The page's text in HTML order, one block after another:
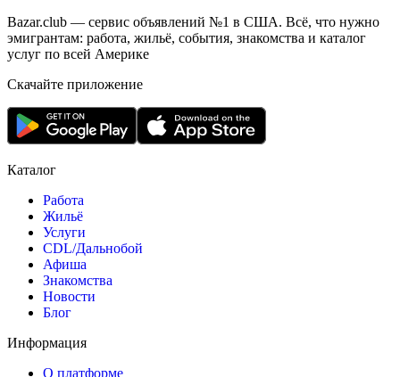
Bazar.club — сервис объявлений №1 в США. Всё, что нужно
эмигрантам: работа, жильё, события, знакомства и каталог
услуг по всей Америке
Скачайте приложение
Каталог
Работа
Жильё
Услуги
CDL/Дальнобой
Афиша
Знакомства
Новости
Блог
Информация
О платформе